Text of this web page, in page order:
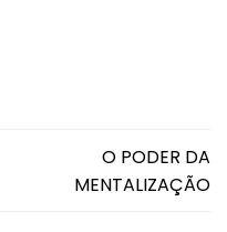
O PODER DA
MENTALIZAÇÃO